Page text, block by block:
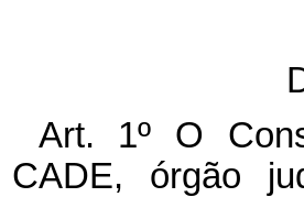
Art. 1º O
CADE, órgão